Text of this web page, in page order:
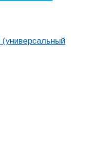
(универсальный